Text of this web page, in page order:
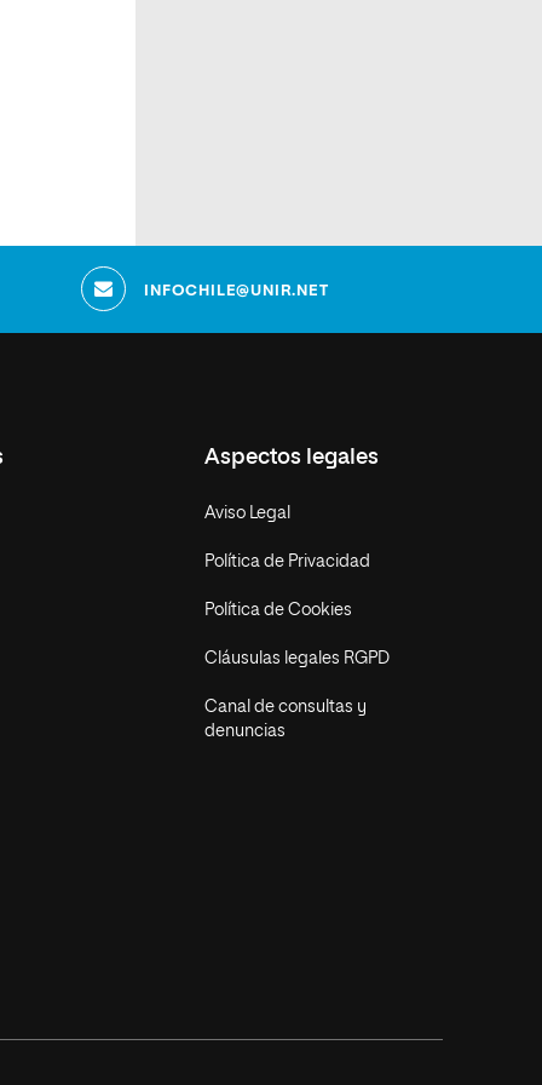
INFOCHILE@UNIR.NET
Aspectos legales
Aviso Legal
Política de Privacidad
Política de Cookies
Cláusulas legales RGPD
Canal de consultas y
denuncias